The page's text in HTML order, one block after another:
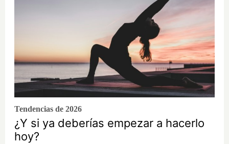
Tendencias de 2026
¿Y si ya deberías empezar a hacerlo
hoy?